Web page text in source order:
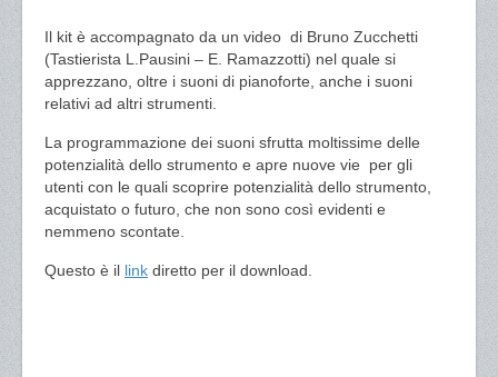
Il kit è accompagnato da un video di Bruno Zucchetti
(Tastierista L.Pausini – E. Ramazzotti) nel quale si
apprezzano, oltre i suoni di pianoforte, anche i suoni
relativi ad altri strumenti.
La programmazione dei suoni sfrutta moltissime delle
potenzialità dello strumento e apre nuove vie per gli
utenti con le quali scoprire potenzialità dello strumento,
acquistato o futuro, che non sono così evidenti e
nemmeno scontate.
Questo è il link diretto per il download.